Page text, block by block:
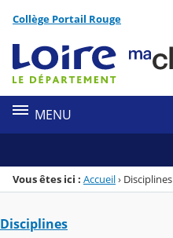
Menu de la rubrique
Contenu
Collège Portail Rouge
MENU
Vous êtes ici : Accueil› Disciplines
Disciplines